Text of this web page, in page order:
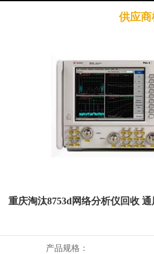
供应商
重庆淘汰8753d网络分析仪回收
产品规格：